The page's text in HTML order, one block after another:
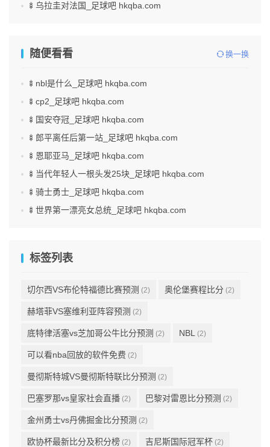
🍢乌拉圭对法国_足球吧 hkqba.com
随便看看 换一换
🍢nbl是什么_足球吧 hkqba.com
🍢cp2_足球吧 hkqba.com
🍢国安夺冠_足球吧 hkqba.com
🍢郎平离任后第一站_足球吧 hkqba.com
🍢恩耶亚马_足球吧 hkqba.com
🍢当代年轻人一根头发25块_足球吧 hkqba.com
🍢骑士勇士_足球吧 hkqba.com
🍢世界第一漂亮女总统_足球吧 hkqba.com
标签列表
切尔西VS布伦特福德比赛预测 (2) 奥伦堡赛程比分 (2)
赫塔菲VS塞维利亚阵容预测 (2)
底特律活塞vs芝加哥公牛比分预测 (2) NBL (2)
可以看nba回放的软件免费 (2)
曼彻斯特城VS曼彻斯特联比分预测 (2)
巴塞罗那vs皇家社会直播 (2) 巴黎对雷恩比分预测 (2)
金州勇士vs丹佛掘金比分预测 (2)
欧协杯最新比分及积分榜 (2) 吉尼斯国际冠军杯 (2)